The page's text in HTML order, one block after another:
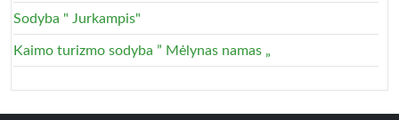
Sodyba " Jurkampis"
Kaimo turizmo sodyba ” Mėlynas namas „